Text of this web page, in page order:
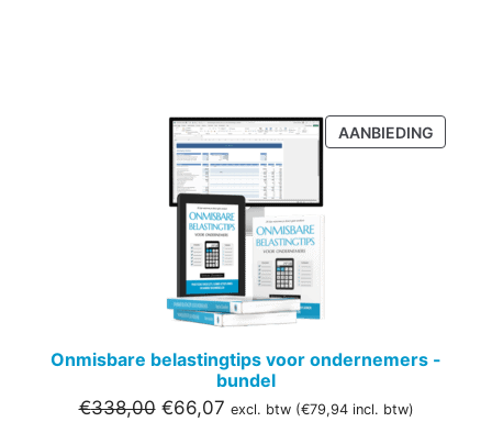
AANBIEDING
IN
Onmisbare belastingtips voor ondernemers -
bundel
€338,00 Oorspronkelijke
€66,07Huidige
excl. btw (€79,94incl. btw)